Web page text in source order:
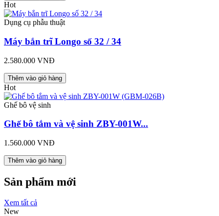
Hot
Dụng cụ phẫu thuật
Máy bắn trĩ Longo số 32 / 34
2.580.000 VNĐ
Thêm vào giỏ hàng
Hot
Ghế bô vệ sinh
Ghế bô tắm và vệ sinh ZBY-001W...
1.560.000 VNĐ
Thêm vào giỏ hàng
Sản phẩm mới
Xem tất cả
New